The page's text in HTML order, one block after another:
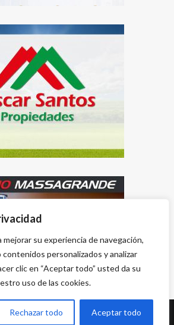
mejorar su experiencia de navegación,
personalizados y analizar
clic en “Aceptar todo” usted da su
uso de las cookies.
Rechazar todo Aceptar todo
por